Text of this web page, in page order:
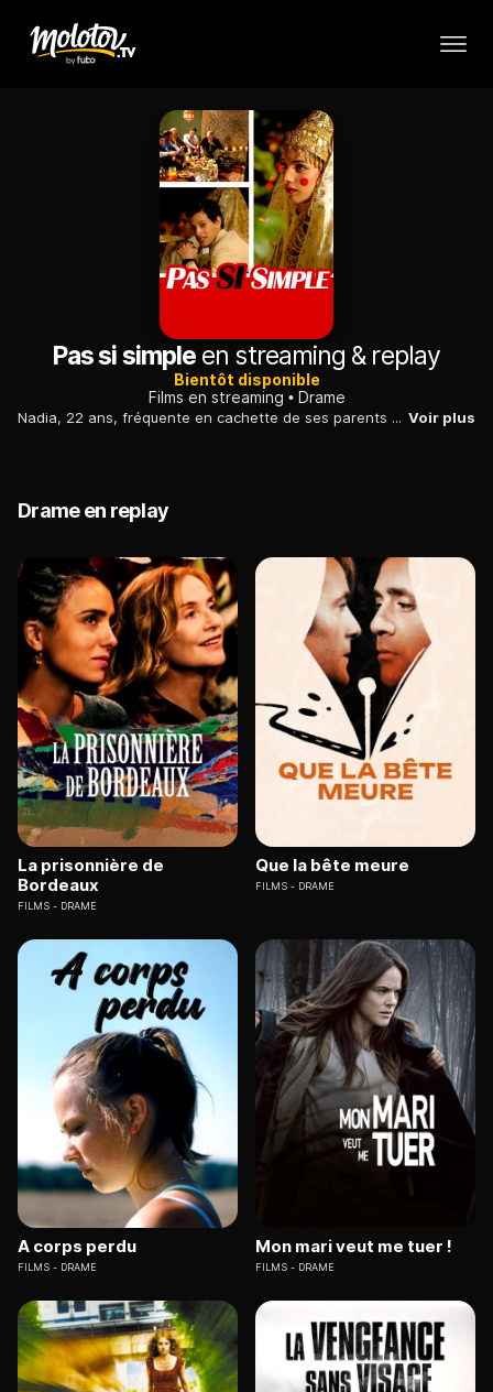
Pas si simple en streaming & replay
Bientôt disponible
Films en streaming
Drame
Nadia, 22 ans, fréquente en cachette de ses parents son petit ami français. Lors du voyage annuel au Maroc au sein de la famille restée au pays, ses parents ont décidé de la marier.... Voir plus
Drame en replay
La prisonnière de
Bordeaux
FILMS DRAME
Que la bête meure
FILMS DRAME
A corps perdu
FILMS DRAME
Mon mari veut me tuer !
FILMS DRAME